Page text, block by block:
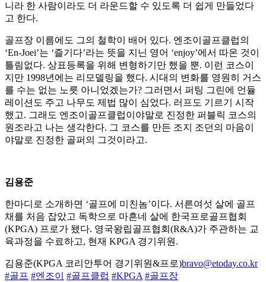
니라 한 사람이라도 더 라운드할 수 있도록 더 쉽게 만들었다
고 한다.
골프장 이름에도 그의 철학이 배어 있다. 엔조이골프클럽의
‘En-Joei’는 ‘즐기다’라는 뜻을 지닌 영어 ‘enjoy’에서 따온 것이
틀림없다. 상표등록을 위해 변형하기만 했을 뿐. 이런 코스이
지만 1998년에는 리모델링을 했다. 시대의 변화를 영원히 거스
를 수는 없는 노릇 아니었겠는가? 그러면서 퍼팅 그린에 언듈
레이션도 주고 나무도 제법 많이 심었다. 러프도 기르기 시작
했고. 그래도 엔조이골프클럽이야말로 진정한 퍼블릭 코스의
원조라고 나는 생각한다. 그 코스를 만든 조지 조던의 마음이
야말로 진정한 골퍼의 그것이라고.
김용준
한마디로 소개하면 ‘골프에 미친놈’이다. 서른여섯 살에 골프
채를 처음 잡았고 독학으로 마흔네 살에 한국프로골프협회
(KPGA) 프로가 됐다. 영국왕립골프협회(R&A)가 주관하는 교
육과정을 수료하고, 현재 KPGA 경기위원.
김용준(KPGA 코리안투어 경기위원&프로)bravo@etoday.co.kr
#골프 #엔조이 #골프클럽 #KPGA #골프장